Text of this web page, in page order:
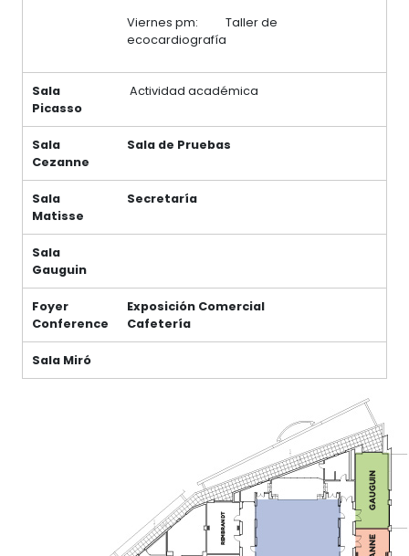
Viernes pm: Taller de
ecocardiografía
Sala
Picasso
Actividad académica
Sala
Cezanne
Sala de Pruebas
Sala
Matisse
Secretaría
Sala
Gauguin
Foyer
Conference
Exposición Comercial
Cafetería
Sala Miró